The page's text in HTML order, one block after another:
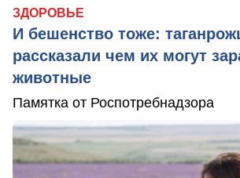
ЗДОРОВЬЕ
И бешенство тоже:
рассказали чем их могут
животные
Памятка от Роспотребнадзора